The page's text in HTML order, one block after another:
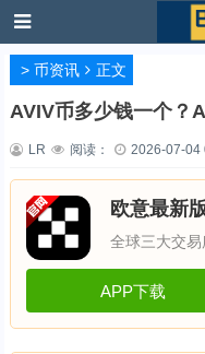
> 币资讯 正文
AVIV币多少钱一个？
LR 阅读： 2026-07-04
欧意最新
全球三大交易
APP下载